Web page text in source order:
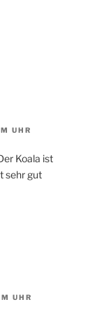
UHR
Koala ist
sehr gut
UHR